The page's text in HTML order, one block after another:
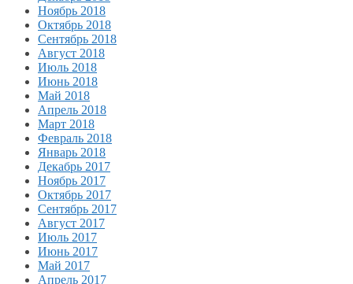
Ноябрь 2018
Октябрь 2018
Сентябрь 2018
Август 2018
Июль 2018
Июнь 2018
Май 2018
Апрель 2018
Март 2018
Февраль 2018
Январь 2018
Декабрь 2017
Ноябрь 2017
Октябрь 2017
Сентябрь 2017
Август 2017
Июль 2017
Июнь 2017
Май 2017
Апрель 2017